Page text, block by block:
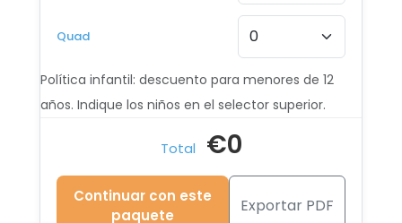
18 AGO - 25 AGO 2026
Desde €1.080
20 AGO - 27 AGO 2026
21 AGO - 28 AGO 2026
Quad
Política infantil: descuento para menores de 12
años. Indique los niños en el selector superior.
Total €0
Continuar con este
paquete
Exportar PDF